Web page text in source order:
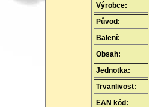
Výrobce:
Původ:
Balení:
Obsah:
Jednotka:
Trvanlivost:
EAN kód: